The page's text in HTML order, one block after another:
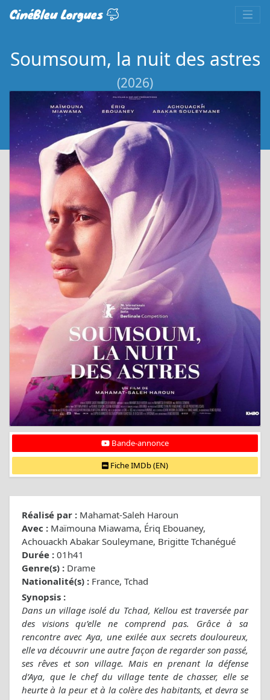
CinéBleu Lorgues
Soumsoum, la nuit des astres
(2026)
Bande-annonce
Fiche IMDb (EN)
Réalisé par : Mahamat-Saleh Haroun
Avec : Maïmouna Miawama, Ériq Ebouaney,
Achouackh Abakar Souleymane, Brigitte Tchanégué
Durée : 01h41
Genre(s) : Drame
Nationalité(s) : France, Tchad
Synopsis :
Dans un village isolé du Tchad, Kellou est traversée par
des visions qu’elle ne comprend pas. Grâce à sa
rencontre avec Aya, une exilée aux secrets douloureux,
elle va découvrir une autre façon de regarder son passé,
ses rêves et son village. Mais en prenant la défense
d’Aya, que le chef du village tente de chasser, elle se
heurte à la peur et à la colère des habitants, et devra se